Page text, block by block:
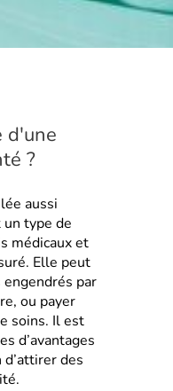
d'une
?
aussi
type de
médicaux et
Elle peut
engendrés par
ou payer
soins. Il est
d’avantages
des